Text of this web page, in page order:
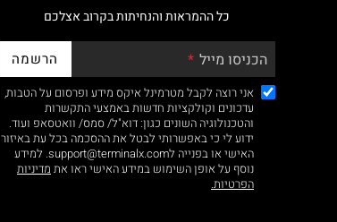
כל ההמראות והנחיתות בקרוב אצלכם
הכניסו מייל הרשמה
אני רוצה לקבל מטרמינל איקס מידע ופרסום על הטבות,
עדכונים וקולקציות חדשות באמצעי התקשרות
והטכנולוגיה השונים כגון: דוא"ל/ סמס/ וואטסאפ ועוד.
ידוע לי כי באפשרותי לבטל את ההסכמה בכל עת באיזור
האישי או בפנייה לsupport@terminalx.com. למידע
נוסף על אופן השימוש במידע האישי ראו את מדיניות
הפרטיות.